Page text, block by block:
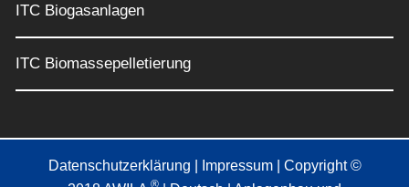
ITC Biogasanlagen
ITC Biomassepelletierung
Datenschutzerklärung Impressum| Copyright ©
®